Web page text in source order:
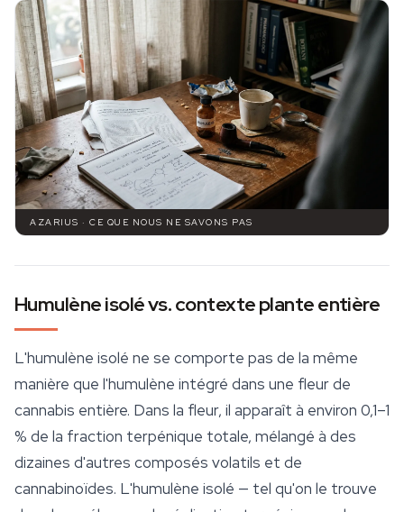
AZARIUS · CE QUE NOUS NE SAVONS PAS
Humulène isolé vs. contexte plante entière
L'humulène isolé ne se comporte pas de la même
manière que l'humulène intégré dans une fleur de
cannabis entière. Dans la fleur, il apparaît à environ 0,1–1
% de la fraction terpénique totale, mélangé à des
dizaines d'autres composés volatils et de
cannabinoïdes. L'humulène isolé — tel qu'on le trouve